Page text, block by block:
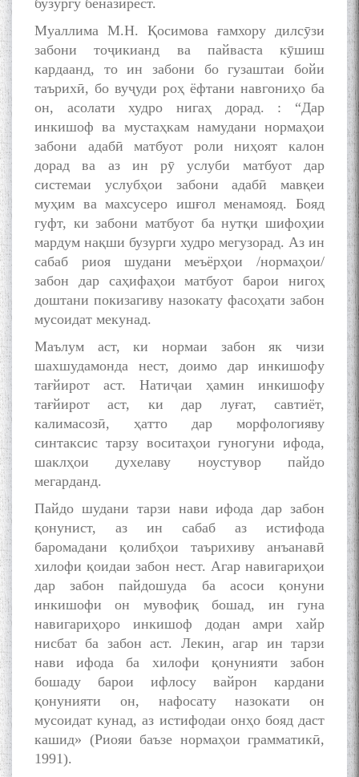
бузургу беназирест.
Муаллима М.Н. Қосимова ғамхору дилсӯзи
забони тоҷикианд ва пайваста кӯшиш
кардаанд, то ин забони бо гузаштаи бойи
таърихӣ, бо вуҷуди роҳ ёфтани навгониҳо ба
он, асолати худро нигаҳ дорад. : “Дар
инкишоф ва мустаҳкам намудани нормаҳои
забони адабӣ матбуот роли ниҳоят калон
дорад ва аз ин рӯ услуби матбуот дар
системаи услубҳои забони адабӣ мавқеи
муҳим ва махсусеро ишғол менамояд. Бояд
гуфт, ки забони матбуот ба нутқи шифоҳии
мардум нақши бузурги худро мегузорад. Аз ин
сабаб риоя шудани меъёрҳои /нормаҳои/
забон дар саҳифаҳои матбуот барои нигоҳ
доштани покизагиву назокату фасоҳати забон
мусоидат мекунад.
Маълум аст, ки нормаи забон як чизи
шахшудамонда нест, доимо дар инкишофу
тағйирот аст. Натиҷаи ҳамин инкишофу
тағйирот аст, ки дар луғат, савтиёт,
калимасозӣ, ҳатто дар морфологияву
синтаксис тарзу воситаҳои гуногуни ифода,
шаклҳои духелаву ноустувор пайдо
мегарданд.
Пайдо шудани тарзи нави ифода дар забон
қонунист, аз ин сабаб аз истифода
баромадани қолибҳои таърихиву анъанавӣ
хилофи қоидаи забон нест. Агар навигариҳои
дар забон пайдошуда ба асоси қонуни
инкишофи он мувофиқ бошад, ин гуна
навигариҳоро инкишоф додан амри хайр
нисбат ба забон аст. Лекин, агар ин тарзи
нави ифода ба хилофи қонунияти забон
бошаду барои ифлосу вайрон кардани
қонунияти он, нафосату назокати он
мусоидат кунад, аз истифодаи онҳо бояд даст
кашид» (Риояи баъзе нормаҳои грамматикӣ,
1991).